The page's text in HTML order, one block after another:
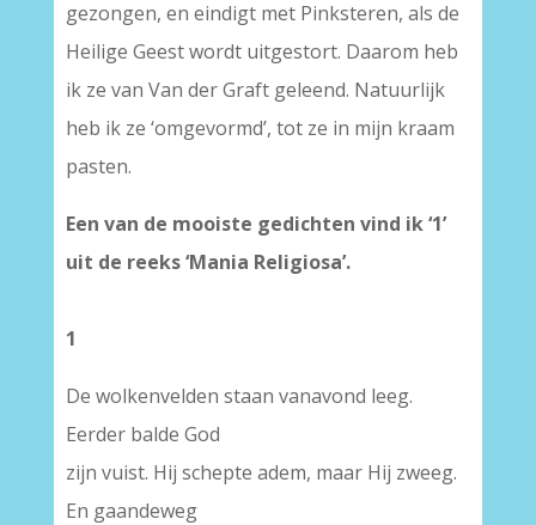
gezongen, en eindigt met Pinksteren, als de
Heilige Geest wordt uitgestort. Daarom heb
ik ze van Van der Graft geleend. Natuurlijk
heb ik ze ‘omgevormd’, tot ze in mijn kraam
pasten.
Een van de mooiste gedichten vind ik ‘1’
uit de reeks ‘Mania Religiosa’.
1
De wolkenvelden staan vanavond leeg.
Eerder balde God
zijn vuist. Hij schepte adem, maar Hij zweeg.
En gaandeweg